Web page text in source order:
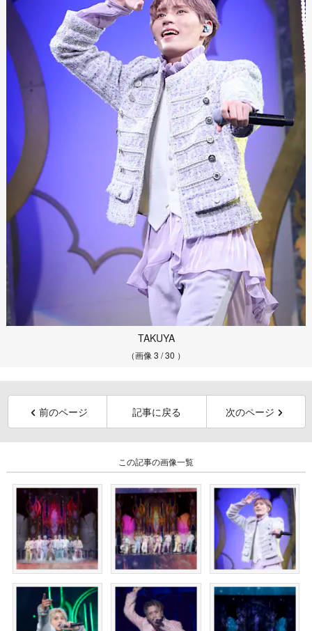
TAKUYA
（画像 3 / 30 ）
前のページ 記事に戻る 次のページ
この記事の画像一覧